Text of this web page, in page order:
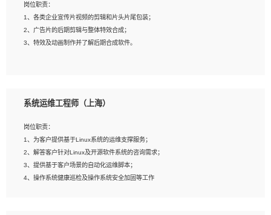
3、想象力丰富, 有一定的艺术审美深度；
4、有良好的场景特效搭建功底；
5、熟悉 3Ds Max 或者 Maya；
6、有良好的沟通能力和团队合作意识；
岗位职责：
1、各类企业宣传片视频的剪辑和片头片尾包装；
2、广告片的后期剪辑与整体特效合成；
3、特效及动画制作并了解后期合成软件。
2、熟练使用After Effect、Photo Shop、熟练掌握视频剪辑和特效包装软件；
4、在剪辑上会思考，有一定编导思维；
5、踏实， 勤奋，愿意在工作中不断学习，提高自我；
6、能与同事友好相处。
系统运维工程师（上海）
岗位职责：
1、为客户提供基于Linux系统的运维支撑服务；
2、解答客户针对Linux及开源软件系统的咨询需求；
3、提供基于客户场景的自动化运维脚本；
4、操作系统健康巡检及操作系统安全加固等工作